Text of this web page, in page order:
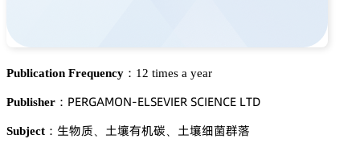
Publication Frequency： 12 times a year
Publisher： 鵝乊葤佥嵻胦鵣沟-乊欄偌乊妯喊乊葤 偌。喊乊沟。乊 欄穫枀
Subject： 璗醑魉 浰梊犲诜崜 浰梊㯦㮈䳆邰